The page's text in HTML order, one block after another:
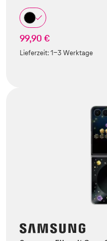
99,90 €
Lieferzeit:1-3 Werktage